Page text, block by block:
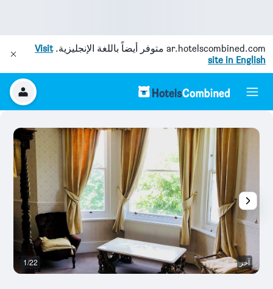
ar.hotelscombined.com متوفر أيضاً باللغة الإنجليزية.Visit
site in English
آخر 1/22